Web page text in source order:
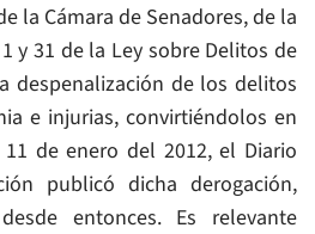
la Cámara de Senadores, de la
y 31 de la Ley sobre Delitos de
despenalización de los delitos
e injurias, convirtiéndolos en
de enero del 2012, el Diario
publicó dicha derogación,
entonces. Es relevante